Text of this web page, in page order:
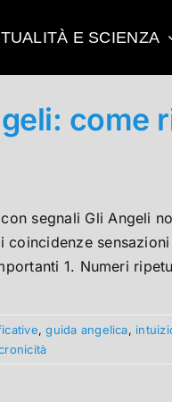
E SCIENZA
come
segnali Gli Angeli
coincidenze
1. Numeri
,guida angelica,